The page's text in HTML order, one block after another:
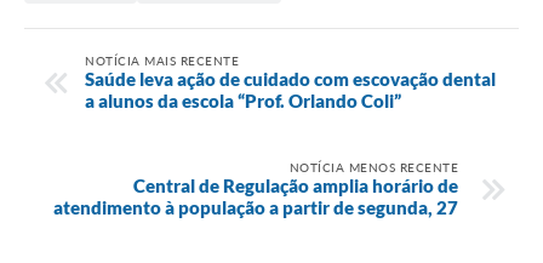
NOTÍCIA MAIS RECENTE
Saúde leva ação de cuidado com escovação dental
a alunos da escola “Prof. Orlando Coli”
NOTÍCIA MENOS RECENTE
Central de Regulação amplia horário de
atendimento à população a partir de segunda, 27